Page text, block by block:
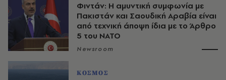
Φιντάν: Η αμυντική συμφωνία με
Πακιστάν και Σαουδική Αραβία είναι
από τεχνική άποψη ίδια με τo Άρθρο
5 του ΝΑΤΟ
Newsroom
ΚΟΣΜΟΣ